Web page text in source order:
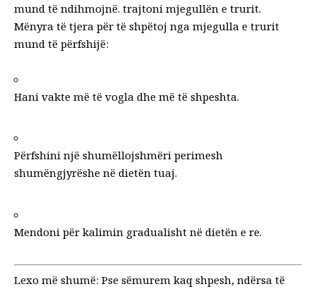
mund të ndihmojnë. trajtoni mjegullën e trurit.
Mënyra të tjera për të shpëtoj nga mjegulla e trurit
mund të përfshijë:
Hani vakte më të vogla dhe më të shpeshta.
Përfshini një shumëllojshmëri perimesh
shumëngjyrëshe në dietën tuaj.
Mendoni për kalimin gradualisht në dietën e re.
Lexo më shumë: Pse sëmurem kaq shpesh, ndërsa të